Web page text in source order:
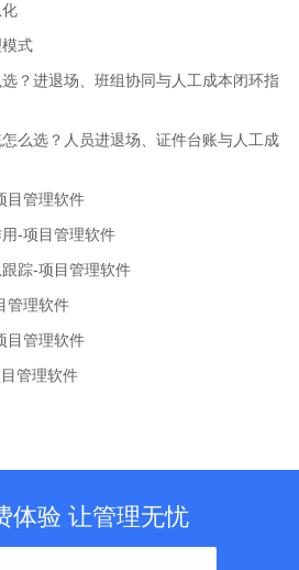
式
？进退场、班组协同与人工成本闭环指
么选？人员进退场、证件台账与人工成
目管理软件
-项目管理软件
踪-项目管理软件
管理软件
目管理软件
管理软件
体验 让管理无忧